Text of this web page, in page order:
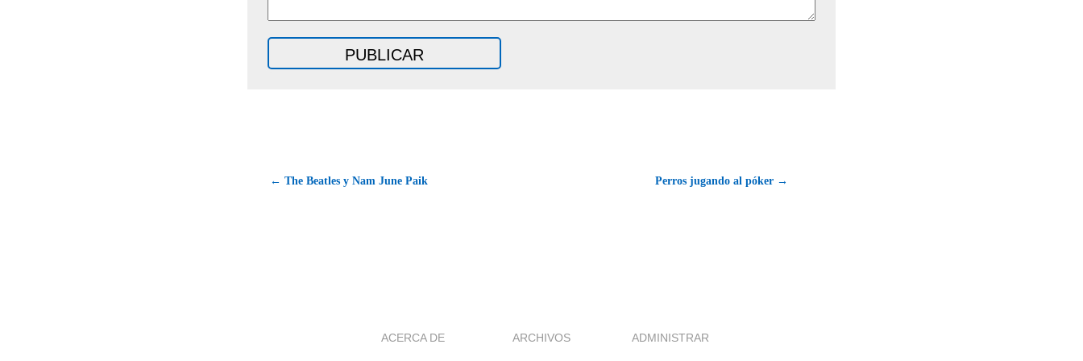
← The Beatles y Nam June Paik Perros jugando al póker →
ACERCA DE ARCHIVOS ADMINISTRAR